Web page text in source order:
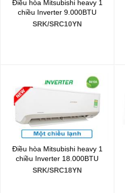
Điều hòa Mitsubishi heavy 1
chiều Inverter 9.000BTU
SRK/SRC10YN
Điều hòa Mitsubishi heavy 1
chiều Inverter 18.000BTU
SRK/SRC18YN